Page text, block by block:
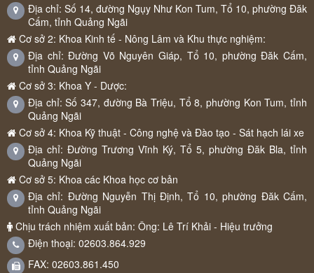
Địa chỉ: Số 14, đường Ngụy Như Kon Tum, Tổ 10, phường Đăk
Cấm, tỉnh Quảng Ngãi
Cơ sở 2: Khoa Kinh tế - Nông Lâm và Khu thực nghiệm:
Địa chỉ: Đường Võ Nguyên Giáp, Tổ 10, phường Đăk Cấm,
tỉnh Quảng Ngãi
Cơ sở 3: Khoa Y - Dược:
Địa chỉ: Số 347, đường Bà Triệu, Tổ 8, phường Kon Tum, tỉnh
Quảng Ngãi
Cơ sở 4: Khoa Kỹ thuật - Công nghệ và Đào tạo - Sát hạch lái xe
Địa chỉ: Đường Trương Vĩnh Ký, Tổ 5, phường Đăk Bla, tỉnh
Quảng Ngãi
Cơ sở 5: Khoa các Khoa học cơ bản
Địa chỉ: Đường Nguyễn Thị Định, Tổ 10, phường Đăk Cấm,
tỉnh Quảng Ngãi
Chịu trách nhiệm xuất bản: Ông: Lê Trí Khải - Hiệu trưởng
Điện thoại: 02603.864.929
FAX: 02603.861.450